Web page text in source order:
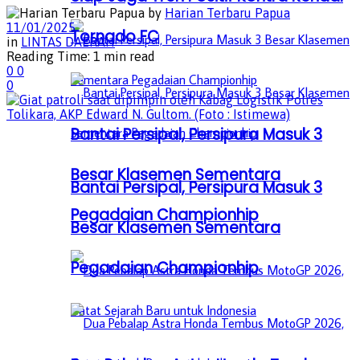
Bantai Persipal, Persipura Masuk 3
Besar Klasemen Sementara
Pegadaian Championhip
Tornado FC
Bantai Persipal, Persipura Masuk 3
Besar Klasemen Sementara
Pegadaian Championhip
by Harian Terbaru Papua
11/01/2025
in LINTAS DAERAH
Reading Time: 1 min read
0 0
0